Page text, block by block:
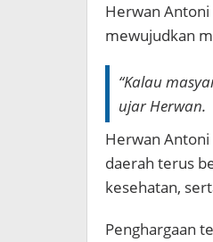
Herwan
mewujudkan
“Kalau
ujar Herwan.
Herwan
daerah terus
kesehatan,
Penghargaan